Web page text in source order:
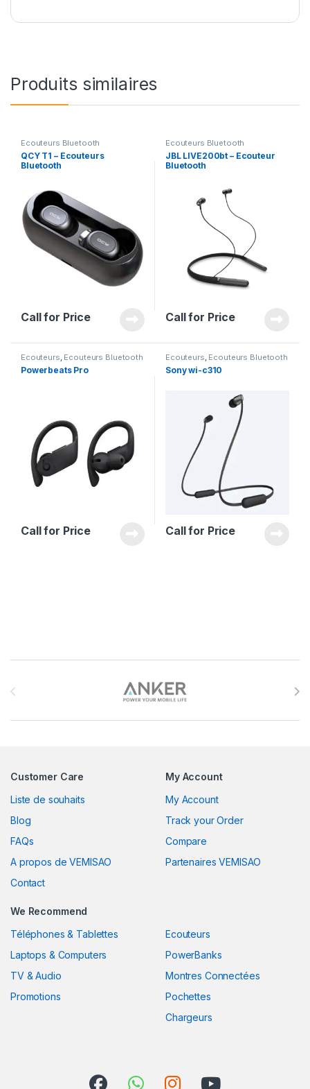
Produits similaires
Ecouteurs Bluetooth
QCY T1 – Écouteurs
Bluetooth
Call for Price
Ecouteurs Bluetooth
JBL LIVE200bt – Ecouteur
Bluetooth
Call for Price
Ecouteurs, Ecouteurs Bluetooth
Powerbeats Pro
Call for Price
Ecouteurs, Ecouteurs Bluetooth
Sony wi-c310
Call for Price
Customer Care
Liste de souhaits
Blog
FAQs
A propos de VEMISAO
Contact
My Account
My Account
Track your Order
Compare
Partenaires VEMISAO
We Recommend
Téléphones & Tablettes
Laptops & Computers
TV & Audio
Promotions
Ecouteurs
PowerBanks
Montres Connectées
Pochettes
Chargeurs